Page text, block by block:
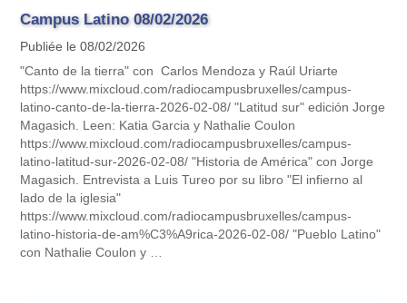
Campus Latino 08/02/2026
Publiée le 08/02/2026
"Canto de la tierra" con Carlos Mendoza y Raúl Uriarte
https://www.mixcloud.com/radiocampusbruxelles/campus-
latino-canto-de-la-tierra-2026-02-08/ "Latitud sur" edición Jorge
Magasich. Leen: Katia Garcia y Nathalie Coulon
https://www.mixcloud.com/radiocampusbruxelles/campus-
latino-latitud-sur-2026-02-08/ "Historia de América" con Jorge
Magasich. Entrevista a Luis Tureo por su libro "El infierno al
lado de la iglesia"
https://www.mixcloud.com/radiocampusbruxelles/campus-
latino-historia-de-am%C3%A9rica-2026-02-08/ "Pueblo Latino"
con Nathalie Coulon y …